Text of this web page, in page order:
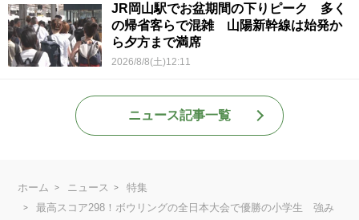
JR岡山駅でお盆期間の下りピーク 多く
の帰省客らで混雑 山陽新幹線は始発か
ら夕方まで満席
2026/8/8(土)12:11
ニュース記事一覧
ホーム ニュース
特集
最高スコア298！ボウリングの全日本大会で優勝の小学生 強み